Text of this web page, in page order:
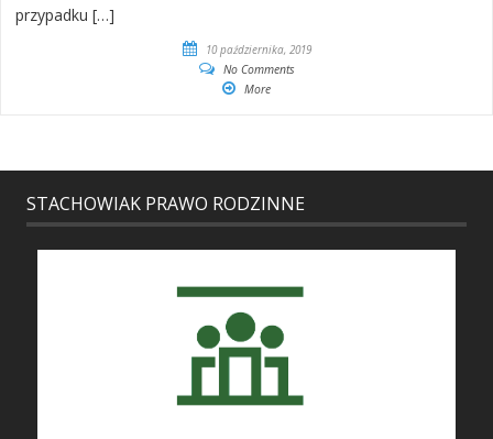
przypadku […]
10 października, 2019
No Comments
More
STACHOWIAK PRAWO RODZINNE